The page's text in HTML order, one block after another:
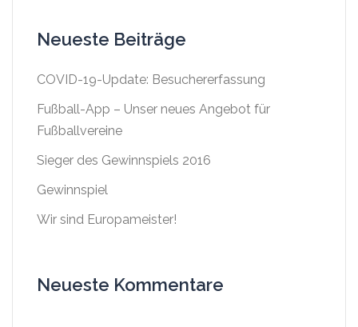
Neueste Beiträge
COVID-19-Update: Besuchererfassung
Fußball-App – Unser neues Angebot für
Fußballvereine
Sieger des Gewinnspiels 2016
Gewinnspiel
Wir sind Europameister!
Neueste Kommentare